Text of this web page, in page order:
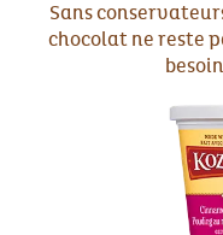
Sans
chocolat ne reste